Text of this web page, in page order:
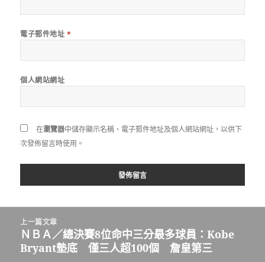
電子郵件地址 *
個人網站網址
在瀏覽器中儲存顯示名稱、電子郵件地址及個人網站網址，以供下
次發佈留言時使用。
上一篇文章
上
一
ＮＢＡ／總決賽8位命中三分最多球員：Kobe
Bryant墊底 僅三人超100個 詹皇第三